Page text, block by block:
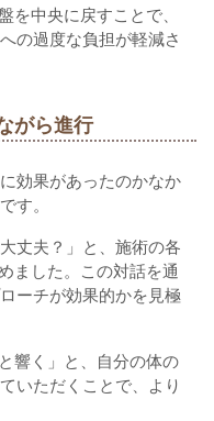
中央に戻すことで、
の過度な負担が軽減さ
がら進行
効果があったのかなか
す。
丈夫？」と、施術の各
ました。この対話を通
ーチが効果的かを見極
響く」と、自分の体の
いただくことで、より